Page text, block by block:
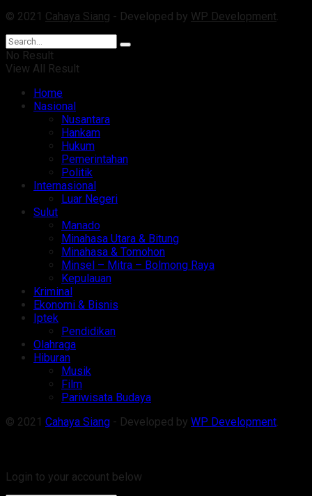
© 2021 Cahaya Siang - Developed by WP Development.
No Result
View All Result
Home
Nasional
Nusantara
Hankam
Hukum
Pemerintahan
Politik
Internasional
Luar Negeri
Sulut
Manado
Minahasa Utara & Bitung
Minahasa & Tomohon
Minsel – Mitra – Bolmong Raya
Kepulauan
Kriminal
Ekonomi & Bisnis
Iptek
Pendidikan
Olahraga
Hiburan
Musik
Film
Pariwisata Budaya
© 2021 Cahaya Siang - Developed by WP Development.
Login to your account below